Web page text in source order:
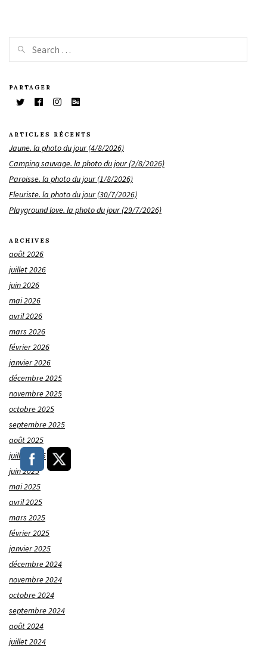
PARTAGER
ARTICLES RÉCENTS
Jaune. la photo du jour (4/8/2026)
Camping sauvage. la photo du jour (2/8/2026)
Paroisse. la photo du jour (1/8/2026)
Fleuriste. la photo du jour (30/7/2026)
Playground love. la photo du jour (29/7/2026)
ARCHIVES
août 2026
juillet 2026
juin 2026
mai 2026
avril 2026
mars 2026
février 2026
janvier 2026
décembre 2025
novembre 2025
octobre 2025
septembre 2025
août 2025
juillet 2025
juin 2025
mai 2025
avril 2025
mars 2025
février 2025
janvier 2025
décembre 2024
novembre 2024
octobre 2024
septembre 2024
août 2024
juillet 2024